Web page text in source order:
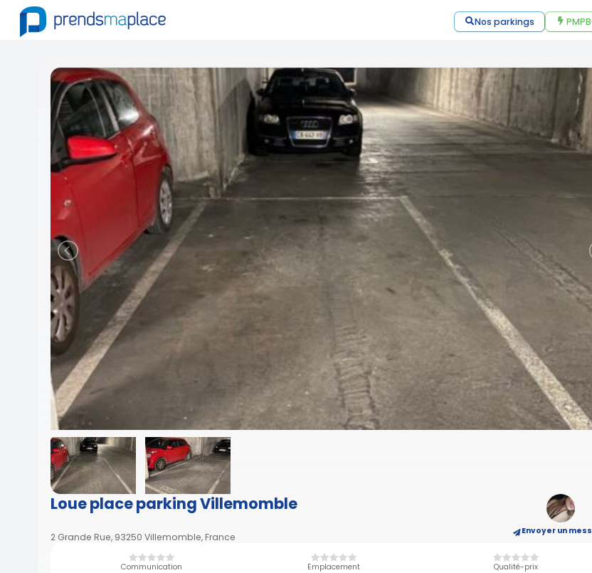
Nos parkings
Loue place parking Villemomble
2 Grande Rue, 93250 Villemomble, France Envoyer un
Communication Emplacement Qualité-prix